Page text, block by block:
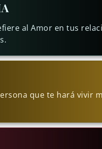
al Amor en tus
que te hará vivir